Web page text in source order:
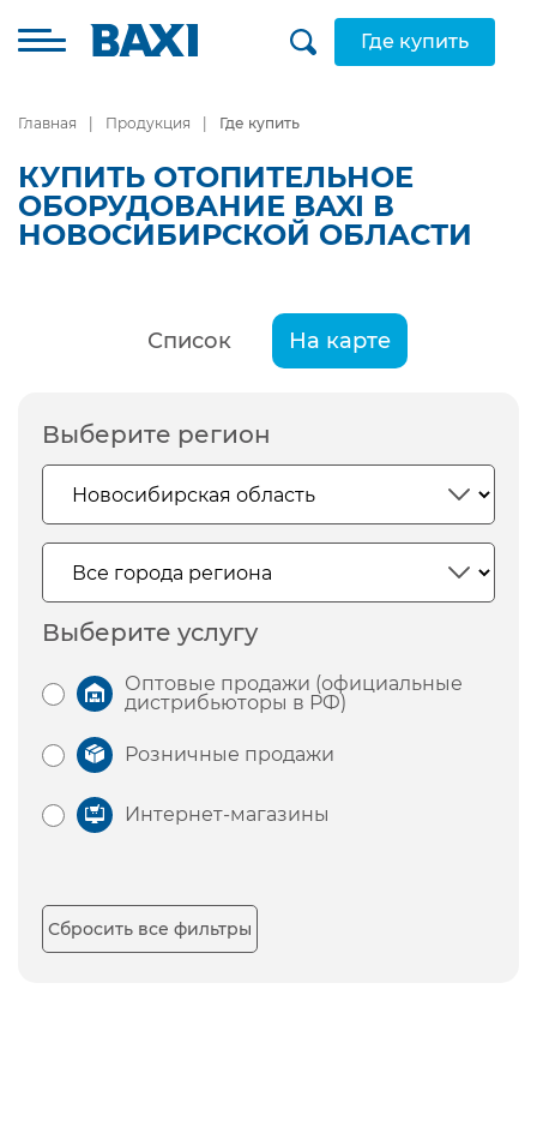
Где купить
Главная Продукция Где купить
КУПИТЬ ОТОПИТЕЛЬНОЕ
ОБОРУДОВАНИЕ BAXI В
НОВОСИБИРСКОЙ ОБЛАСТИ
Список На карте
Выберите регион
Выберите услугу
Оптовые продажи (официальные
дистрибьюторы в РФ)
Розничные продажи
Интернет-магазины
Сбросить все фильтры